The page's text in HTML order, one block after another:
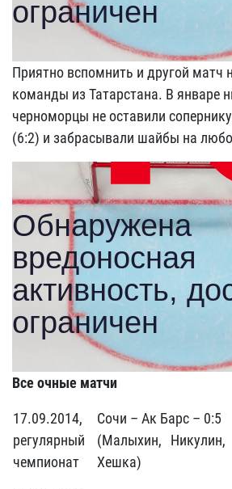
Приятно вспомнить и другой матч
команды из Татарстана. В январе
черноморцы не оставили
(6:2) и забрасывали шайбы на
Все очные матчи
17.09.2014,
регулярный
чемпионат
Сочи – Ак Барс – 0:5
(Малыхин, Никулин,
Хешка)